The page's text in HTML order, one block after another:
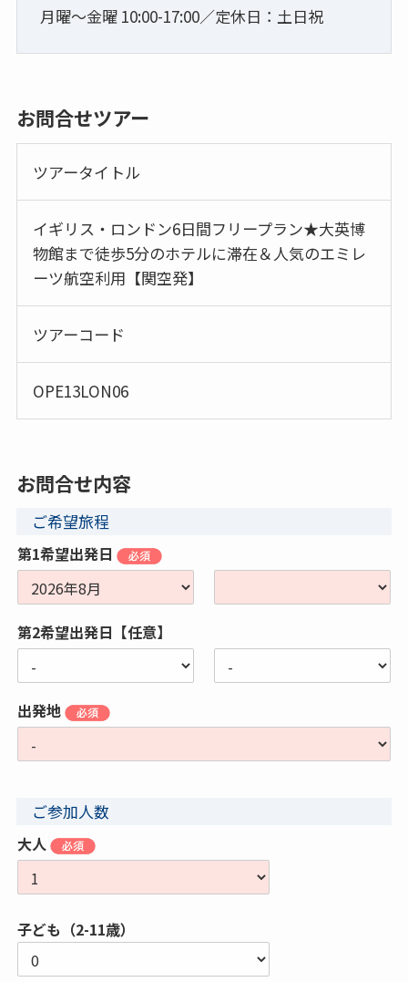
月曜～金曜 10:00-17:00／定休日：土日祝
お問合せツアー
ツアータイトル
イギリス・ロンドン6日間フリープラン★大英博
物館まで徒歩5分のホテルに滞在＆人気のエミレ
ーツ航空利用【関空発】
ツアーコード
OPE13LON06
お問合せ内容
ご希望旅程
第1希望出発日
第2希望出発日【任意】
出発地
ご参加人数
大人
子ども（2-11歳）